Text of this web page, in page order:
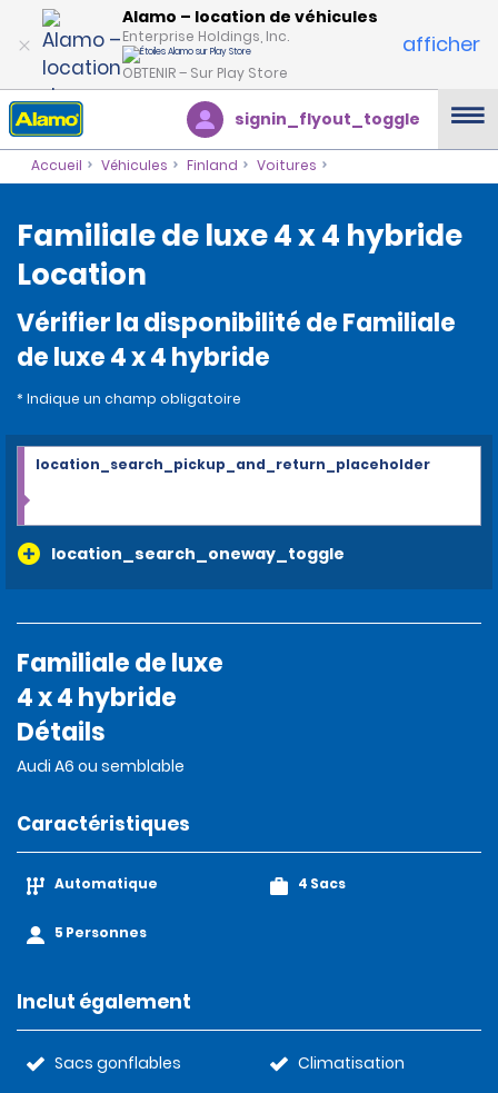
Alamo – location de véhicules
Enterprise Holdings, Inc.
OBTENIR – Sur Play Store
afficher
signin_flyout_toggle
Accueil Véhicules Finland Voitures
Familiale de luxe 4 x 4 hybride
Location
Vérifier la disponibilité de Familiale
de luxe 4 x 4 hybride
* Indique un champ obligatoire
location_search_oneway_toggle
location_search_pickup_and_return_placeholder
Familiale de luxe
4 x 4 hybride
Détails
Audi A6 ou semblable
Caractéristiques
Automatique
5 Personnes
4 Sacs
Inclut également
Sacs gonflables
Climatisation